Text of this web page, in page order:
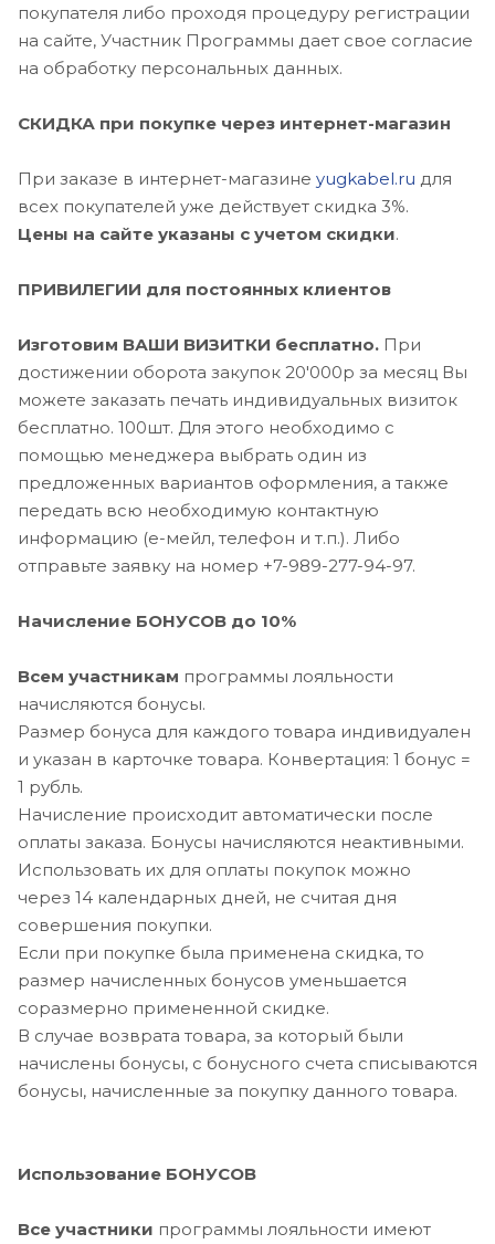
покупателя либо проходя процедуру регистрации
на сайте, Участник Программы дает свое согласие
на обработку персональных данных.
СКИДКА при покупке через интернет-магазин
При заказе в интернет-магазине yugkabel.ru для
всех покупателей уже действует скидка 3%.
Цены на сайте указаны с учетом скидки.
ПРИВИЛЕГИИ для постоянных клиентов
Изготовим ВАШИ ВИЗИТКИ бесплатно. При
достижении оборота закупок 20'000р за месяц Вы
можете заказать печать индивидуальных визиток
бесплатно. 100шт. Для этого необходимо с
помощью менеджера выбрать один из
предложенных вариантов оформления, а также
передать всю необходимую контактную
информацию (е-мейл, телефон и т.п.). Либо
отправьте заявку на номер +7-989-277-94-97.
Начисление БОНУСОВ до 10%
Всем участникам программы лояльности
начисляются бонусы.
Размер бонуса для каждого товара индивидуален
и указан в карточке товара. Конвертация: 1 бонус =
1 рубль.
Начисление происходит автоматически после
оплаты заказа. Бонусы начисляются неактивными.
Использовать их для оплаты покупок можно
через 14 календарных дней, не считая дня
совершения покупки.
Если при покупке была применена скидка, то
размер начисленных бонусов уменьшается
соразмерно примененной скидке.
В случае возврата товара, за который были
начислены бонусы, с бонусного счета списываются
бонусы, начисленные за покупку данного товара.
Использование БОНУСОВ
Все участники программы лояльности имеют